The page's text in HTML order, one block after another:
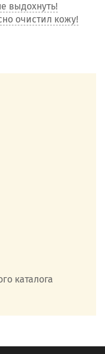
выдохнуть!
очистил кожу!
каталога